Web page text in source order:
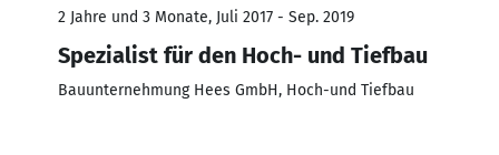
2 Jahre und 3 Monate, Juli 2017 - Sep. 2019
Spezialist für den Hoch- und Tiefbau
Bauunternehmung Hees GmbH, Hoch-und Tiefbau